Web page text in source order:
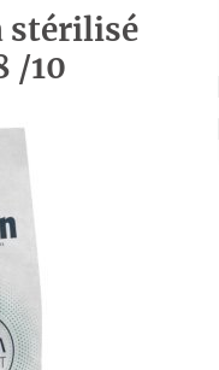
stérilisé
/10